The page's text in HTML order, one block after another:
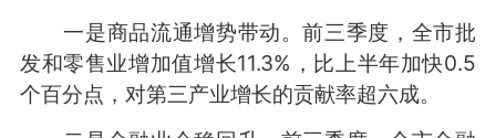
一是商品流通增势带动。前三季度，全市批
发和零售业增加值增长11.3%，比上半年加快0.5
个百分点，对第三产业增长的贡献率超六成。